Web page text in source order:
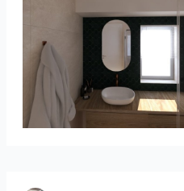
Badkamerhuis